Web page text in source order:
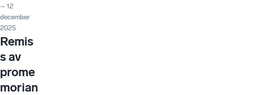
– 12
december
2025
Remis
s av
prome
morian